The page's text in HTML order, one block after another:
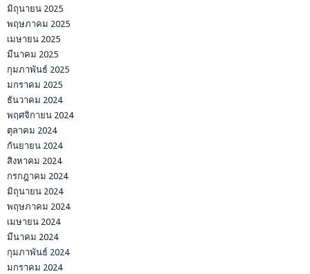
มิถุนายน 2025
พฤษภาคม 2025
เมษายน 2025
มีนาคม 2025
กุมภาพันธ์ 2025
มกราคม 2025
ธันวาคม 2024
พฤศจิกายน 2024
ตุลาคม 2024
กันยายน 2024
สิงหาคม 2024
กรกฎาคม 2024
มิถุนายน 2024
พฤษภาคม 2024
เมษายน 2024
มีนาคม 2024
กุมภาพันธ์ 2024
มกราคม 2024